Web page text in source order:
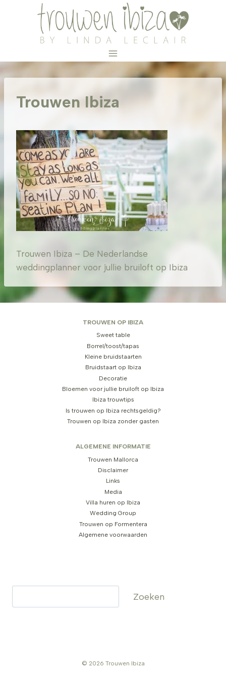
Trouwen Ibiza
Trouwen Ibiza – De Nederlandse
weddingplanner voor jullie bruiloft op Ibiza
TROUWEN OP IBIZA
Sweet table
Borrel/toost/tapas
Kleine bruidstaarten
Bruidstaart op Ibiza
Decoratie
Bloemen voor jullie bruiloft op Ibiza
Ibiza trouwtips
Is trouwen op Ibiza rechtsgeldig?
Trouwen op Ibiza zonder gasten
ALGEMENE INFORMATIE
Trouwen Mallorca
Disclaimer
Links
Media
Villa huren op Ibiza
Wedding Group
Trouwen op Formentera
Algemene voorwaarden
Zoeken
© 2026 Trouwen Ibiza